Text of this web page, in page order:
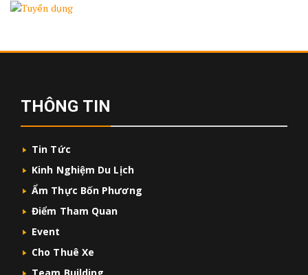
THÔNG TIN
Tin Tức
Kinh Nghiệm Du Lịch
Ẩm Thực Bốn Phương
Điểm Tham Quan
Event
Cho Thuê Xe